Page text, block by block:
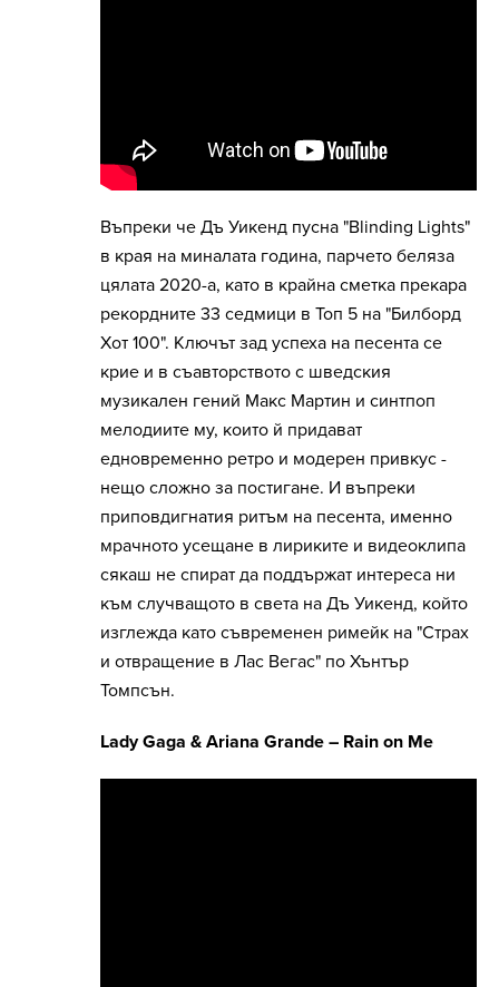
Въпреки че Дъ Уикенд пусна "Blinding Lights"
в края на миналата година, парчето беляза
цялата 2020-а, като в крайна сметка прекара
рекордните 33 седмици в Топ 5 на "Билборд
Хот 100". Ключът зад успеха на песента се
крие и в съавторството с шведския
музикален гений Макс Мартин и синтпоп
мелодиите му, които й придават
едновременно ретро и модерен привкус -
нещо сложно за постигане. И въпреки
приповдигнатия ритъм на песента, именно
мрачното усещане в лириките и видеоклипа
сякаш не спират да поддържат интереса ни
към случващото в света на Дъ Уикенд, който
изглежда като съвременен римейк на "Страх
и отвращение в Лас Вегас" по Хънтър
Томпсън.
Lady Gaga & Ariana Grande – Rain on Me